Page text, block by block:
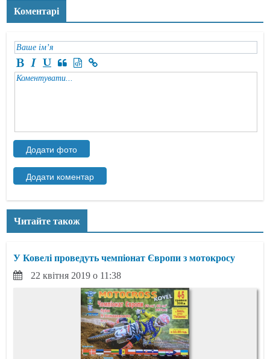
Коментарі
Читайте також
У Ковелі проведуть чемпіонат Європи з мотокросу
22 квітня 2019 о 11:38